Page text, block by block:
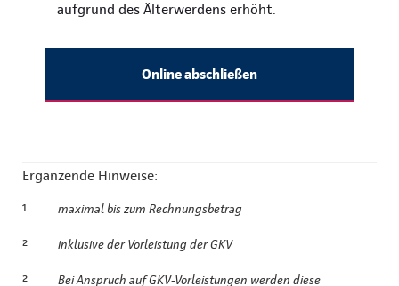
aufgrund des Älterwerdens erhöht.
Online abschließen
Ergänzende Hinweise:
¹ maximal bis zum Rechnungsbetrag
² inklusive der Vorleistung der GKV
² Bei Anspruch auf GKV-Vorleistungen werden diese